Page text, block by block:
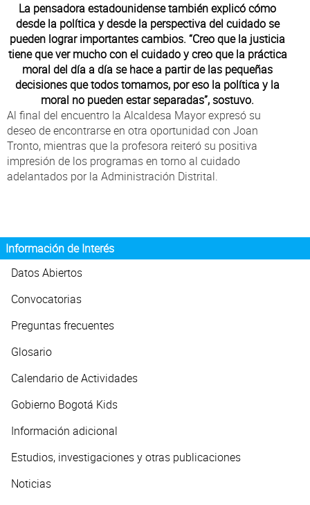
La pensadora estadounidense también explicó cómo
desde la política y desde la perspectiva del cuidado se
pueden lograr importantes cambios. “Creo que la justicia
tiene que ver mucho con el cuidado y creo que la práctica
moral del día a día se hace a partir de las pequeñas
decisiones que todos tomamos, por eso la política y la
moral no pueden estar separadas”, sostuvo.
Al final del encuentro la Alcaldesa Mayor expresó su
deseo de encontrarse en otra oportunidad con Joan
Tronto, mientras que la profesora reiteró su positiva
impresión de los programas en torno al cuidado
adelantados por la Administración Distrital.
Información de Interés
Datos Abiertos
Convocatorias
Preguntas frecuentes
Glosario
Calendario de Actividades
Gobierno Bogotá Kids
Información adicional
Estudios, investigaciones y otras publicaciones
Noticias